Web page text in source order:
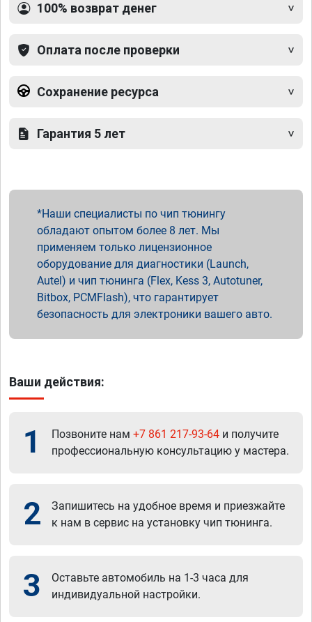
100% возврат денег
Оплата после проверки
Сохранение ресурса
Гарантия 5 лет
Наши специалисты по чип тюнингу
обладают опытом более 8 лет. Мы
применяем только лицензионное
оборудование для диагностики (Launch,
Autel) и чип тюнинга (Flex, Kess 3, Autotuner,
Bitbox, PCMFlash), что гарантирует
безопасность для электроники вашего авто.
Ваши действия:
1 Позвоните нам +7 861 217-93-64 и получите
профессиональную консультацию у мастера.
2
Запишитесь на удобное время и приезжайте
к нам в сервис на установку чип тюнинга.
3
Оставьте автомобиль на 1-3 часа для
индивидуальной настройки.